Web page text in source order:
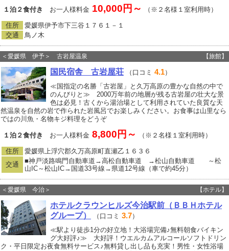
１泊２食付き お一人様料金 10,000円～ （※２名様１室利用時）
住所
愛媛県伊予市下三谷１７６１－１
交通
鳥ノ木
＜愛媛県 伊予＞ 古岩屋温泉 【旅館】
国民宿舎 古岩屋荘 （口コミ 4.1）
≪国指定の名勝「古岩屋」と久万高原の豊かな自然の中で
のんびりと≫ 2000万年前の地層が残る古岩屋の壮大な景
色は必見！古くから湯治場として利用されていた良質な天
然温泉を自然の岩で作られた岩風呂でお楽しみください。お食事は山里なら
ではの川魚・名物キジ料理をどうぞ
１泊２食付き お一人様料金 8,800円～ （※２名様１室利用時）
住所
愛媛県上浮穴郡久万高原町直瀬乙１６３６
交通
■神戸淡路鳴門自動車道→高松自動車道 →松山自動車道 ～松
山IC～松山IC→国道33号線→県道12号線（車で約45分）
＜愛媛県 今治＞ 【ホテル】
ホテルクラウンヒルズ今治駅前（ＢＢＨホテル
グループ）
（口コミ 3.7）
≪駅より徒歩1分の好立地！大浴場完備♪無料朝食バイキン
グ大好評♪≫ 大好評！ウエルカムアルコールソフトドリン
ク・平日限定お夜食無料サービス♪無料貸し出し品も充実！男性・女性浴場